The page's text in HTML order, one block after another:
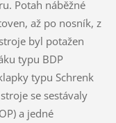
Potah náběžné
až po nosník, z
byl potažen
typu BDP
typu Schrenk
se sestávaly
a jedné